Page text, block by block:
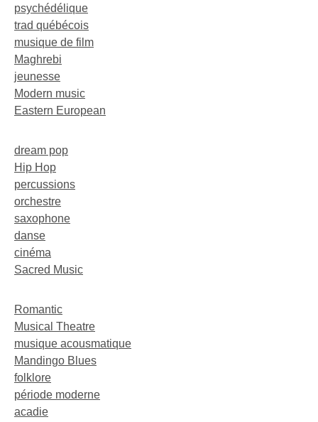
psychédélique
trad québécois
musique de film
Maghrebi
jeunesse
Modern music
Eastern European
dream pop
Hip Hop
percussions
orchestre
saxophone
danse
cinéma
Sacred Music
Romantic
Musical Theatre
musique acousmatique
Mandingo Blues
folklore
période moderne
acadie